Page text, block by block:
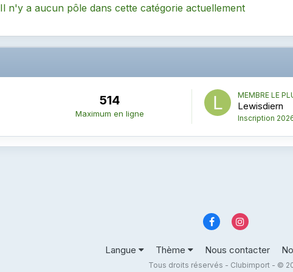
Il n'y a aucun pôle dans cette catégorie actuellement
514
Maximum en ligne
MEMBRE LE
Lewisdiern
Inscription
Langue Thème Nous contacter
Tous droits réservés - Clubimport - ©